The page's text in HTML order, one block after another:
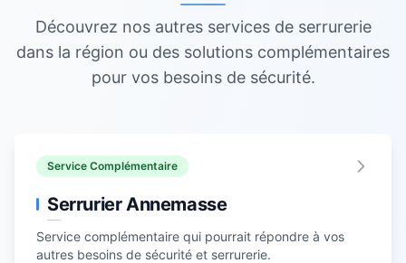
Découvrez nos autres services de serrurerie
dans la région ou des solutions complémentaires
pour vos besoins de sécurité.
Service Complémentaire
Serrurier Annemasse
Service complémentaire qui pourrait répondre à vos
autres besoins de sécurité et serrurerie.